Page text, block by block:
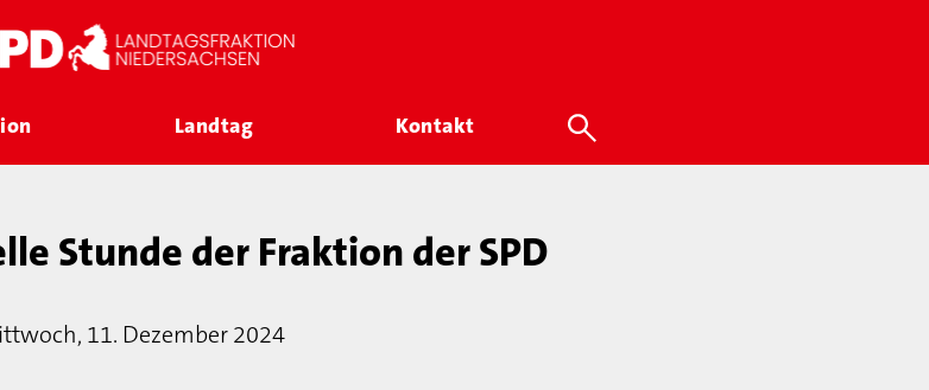
Landtag Kontakt
Stunde der Fraktion der SPD
11. Dezember 2024